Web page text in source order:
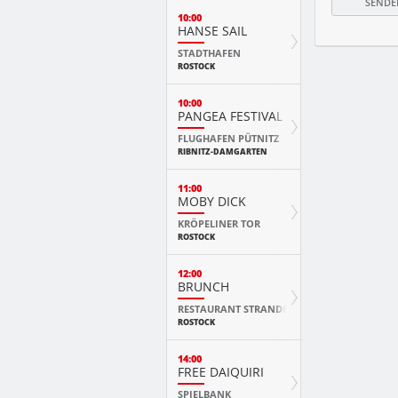
10:00
HANSE SAIL
STADTHAFEN
ROSTOCK
10:00
PANGEA FESTIVAL
FLUGHAFEN PÜTNITZ
RIBNITZ-DAMGARTEN
11:00
MOBY DICK
KRÖPELINER TOR
ROSTOCK
12:00
BRUNCH
RESTAURANT STRANDE
ROSTOCK
14:00
FREE DAIQUIRI
SPIELBANK